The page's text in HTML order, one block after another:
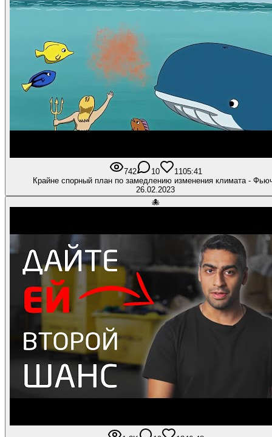
742 10 1105:41
Крайне спорный план по замедлению изменения климата -
26.02.2023
🐙